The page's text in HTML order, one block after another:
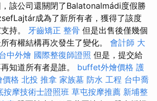
該公司還關閉了Balatonalmádi度假勝
成為了新所有者，獲得了該度
持。 牙齒矯正 整骨 但是出售後僅幾個
有權結構再次發生了變化。 會計師 大
中外燴 國際整復師證照 但是，提交給
知道所有者是誰。 buffet外燴價格 護
格 北投 推拿 家族墓 防水 工程 台中喬
按摩技術士證照班 草屯按摩推薦 新埔整